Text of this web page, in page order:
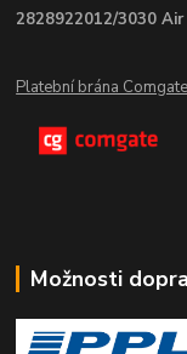
2828922012/3030 Air
Platební brána Comgate
Možnosti